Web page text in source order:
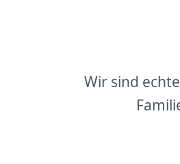
Wir sind